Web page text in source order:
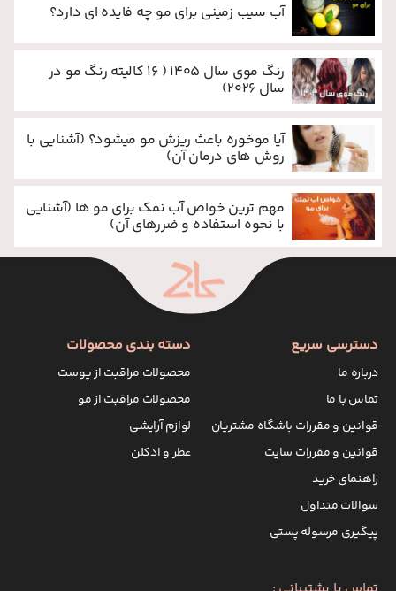
آب سیب زمینی برای مو چه فایده ای دارد؟
رنگ موی سال 1405 ( 16 کالیته رنگ مو در
سال 2026)
آیا موخوره باعث ریزش مو میشود؟ (آشنایی با
روش های درمان آن)
مهم ترین خواص آب نمک برای مو ها (آشنایی
با نحوه استفاده و ضررهای آن)
دسترسی سریع
درباره ما
تماس با ما
قوانین و مقررات باشگاه مشتریان
قوانین و مقررات سایت
راهنمای خرید
سوالات متداول
پیگیری مرسوله پستی
دسته بندی محصولات
محصولات مراقبت از پوست
محصولات مراقبت از مو
لوازم آرایشی
عطر و ادکلن